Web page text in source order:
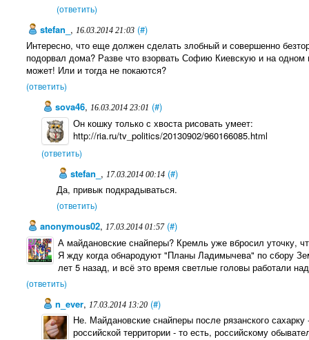
(ответить)
stefan_ , 16.03.2014 21:03 (#)
Интересно, что еще должен сделать злобный и совершенно
подорвал дома? Разве что взорвать Софию Киевскую и на
может! Или и тогда не покаются?
(ответить)
sova46,16.03.2014 23:01 (#)
Он кошку только с хвоста рисовать умеет:
http://ria.ru/tv_politics/20130902/960166085.html
(ответить)
stefan_ , 17.03.2014 00:14 (#)
Да, привык подкрадываться.
(ответить)
anonymous02, 17.03.2014 01:57 (#)
А майдановские снайперы? Кремль уже вбросил уточку,
Я жду когда обнародуют "Планы Ладимычева" по сбору
лет 5 назад, и всё это время светлые головы работали
(ответить)
n_ever,17.03.2014 13:20 (#)
Не. Майдановские снайперы после рязанского
российской территории - то есть, российскому